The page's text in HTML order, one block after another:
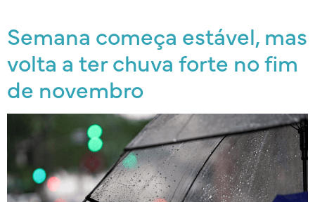
Semana começa estável, mas
volta a ter chuva forte no fim
de novembro